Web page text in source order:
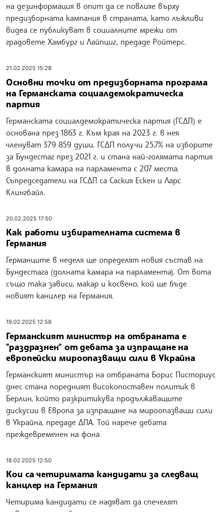
на дезинформация в опит да се повлияе върху
предизборната кампания в страната, като лъжливи
видеа се публикуват в социалните мрежи от
градовете Хамбург и Лайпциг, предаде Ройтерс.
21.02.2025 15:28
Основни точки от предизборната програма
на Германската социалдемократическа
партия
Германската социалдемократическа партия (ГСДП) е
основана през 1863 г. Към края на 2023 г. в нея
членуват 379 859 души. ГСДП получи 25,7% на изборите
за Бундестаг през 2021 г. и стана най-голямата партия
в долната камара на парламента с 207 места.
Съпредседатели на ГСДП са Саския Ескен и Ларс
Клингбайл.
20.02.2025 17:50
Как работи избирателната система в
Германия
Германците в неделя ще определят новия състав на
Бундестага (долната камара на парламента). От вота
също така зависи, макар и косвено, кой ще бъде
новият канцлер на Германия.
19.02.2025 12:58
Германският министър на отбраната е
"раздразнен" от дебата за изпращане на
европейски мироопазващи сили в Украйна
Германският министър на отбраната Борис Писториус
днес стана поредният високопоставен политик в
Берлин, който разкритикува продължаващите
дискусии в Европа за изпращане на мироопазващи сили
в Украйна, предаде ДПА. Той нарече дебата
преждевременен на фона
18.02.2025 12:50
Кои са четиримата кандидати за следващ
канцлер на Германия
Четирима кандидати се надяват да спечелят